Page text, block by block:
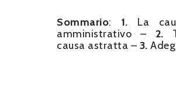
Sommario: 1. La
amministrativo – 2.
causa astratta – 3.